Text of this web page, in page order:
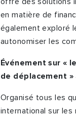
en matière de
également exploré
autonomiser les
Événement sur «
de déplacement »
Organisé tous les
international sur